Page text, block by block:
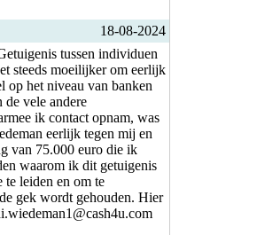
18-08-2024
tussen individuen
steeds moeilijker om eerlijk
op het niveau van banken
vele andere
ik contact opnam, was
eerlijk tegen mij en
van 75.000 euro die ik
waarom ik dit getuigenis
te leiden en om te
gek wordt gehouden. Hier